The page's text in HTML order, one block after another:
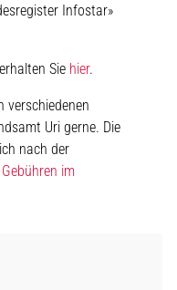
Infostar»
Sie hier.
verschiedenen
Uri gerne. Die
nach der
im